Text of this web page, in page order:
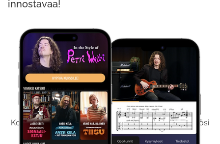
Kokeile Ilmaiseksi
Kokeilemalla ilmaiseksi saat koko sisältömme käyttöösi
viikon ajaksi.
innostavaa!